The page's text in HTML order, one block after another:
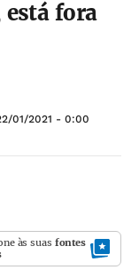
está fora
01/2021 - 0:00
às suas fontes